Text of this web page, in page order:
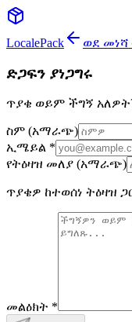
LocalePack ወደ
ድጋፍን ያነጋግሩ
ጥያቄ ወይም ችግኝ
ስም (አማራጭ)
ኢሜይል *
የትዕዛዝ መለያ (አማራጭ)
ጥያቄዎ ከተወሰነ ትዕዛዝ
መልዕክት *